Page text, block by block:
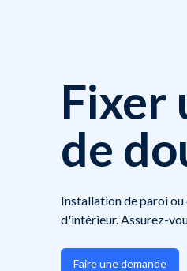
Fixer
de
Installation de paroi
d'intérieur. Assurez-
Faire une demande